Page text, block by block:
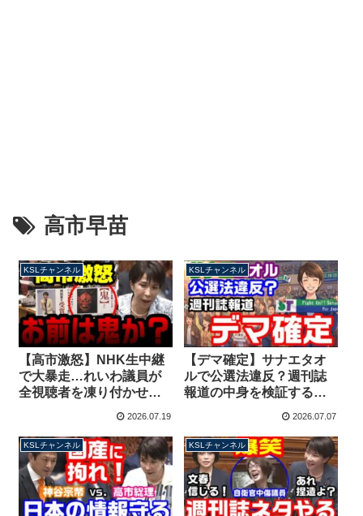
高市早苗
KSLチャンネル
【高市激怒】NHK生中継
で大暴走…れいわ議員が
全視聴者を凍り付かせた
は？」最悪の誹謗中傷で
懲罰か？【KSLチャンネ
ル】
2026.07.19
KSLチャンネル
【デマ確定】サナエタオ
ルで公選法違反？週刊誌
報道の中身を検証する
妄想、証拠も傍証もなし
【KSLチャンネル】
2026.07.07
KSLチャンネル KSLチャンネル